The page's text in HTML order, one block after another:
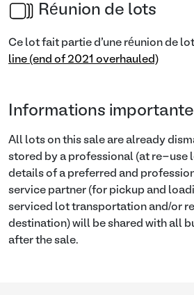
Réunion de lots
Ce lot fait partie d'une réunion de
line (end of 2021 overhauled)
Informations
All lots on this sale are already
stored by a professional (at re-use
details of a preferred and
service partner (for pickup and
serviced lot transportation and/or
destination) will be shared with all
after the sale.